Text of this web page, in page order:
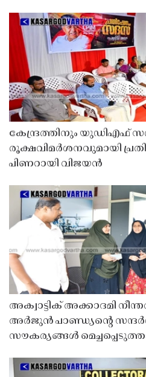
കേന്ദ്രത്തിനും യുഡിഎഫ്
രൂക്ഷവിമർശനവുമായി
പിണറായി വിജയൻ
അക്വാട്ടിക് അക്കാദമി
അർജുൻ പാണ്ഡ്യൻ്റെ
സൗകര്യങ്ങൾ